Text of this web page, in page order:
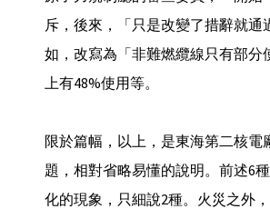
斥，後來，「只是改變了措辭就通
如，改寫為「非難燃纜線只有部分
上有48%使用等。
限於篇幅，以上，是東海第二核電
題，相對省略易懂的說明。前述6
化的現象，只細說2種。火災之外